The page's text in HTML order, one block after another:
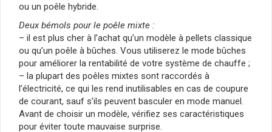
ou un poêle hybride.
Deux bémols pour le poêle mixte :
– il est plus cher à l’achat qu’un modèle à pellets classique
ou qu’un poêle à bûches. Vous utiliserez le mode bûches
pour améliorer la rentabilité de votre système de chauffe ;
– la plupart des poêles mixtes sont raccordés à
l’électricité, ce qui les rend inutilisables en cas de coupure
de courant, sauf s’ils peuvent basculer en mode manuel.
Avant de choisir un modèle, vérifiez ses caractéristiques
pour éviter toute mauvaise surprise.